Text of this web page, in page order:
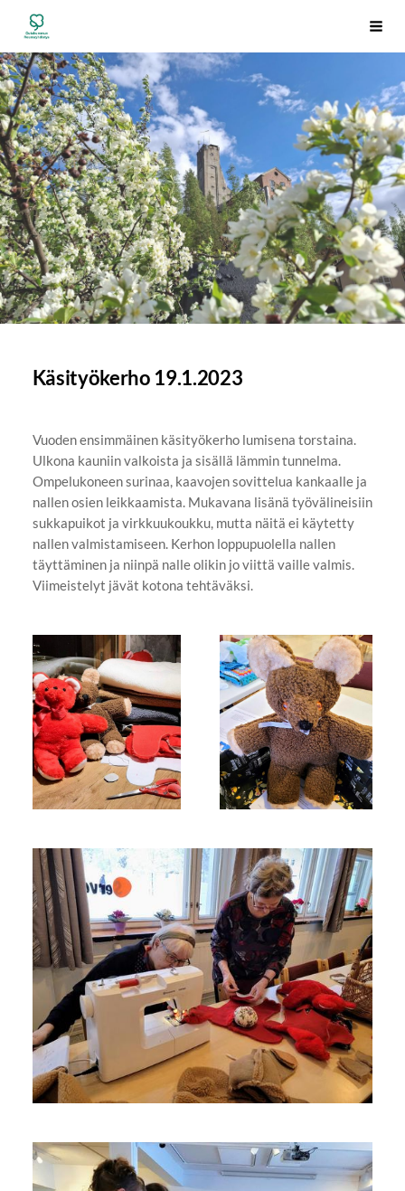
Siirry
sivun
sisältöön
Outokummun Reumayhdistys ry
Käsityökerho 19.1.2023
Vuoden ensimmäinen käsityökerho lumisena torstaina.
Ulkona kauniin valkoista ja sisällä lämmin tunnelma.
Ompelukoneen surinaa, kaavojen sovittelua kankaalle ja
nallen osien leikkaamista. Mukavana lisänä työvälineisiin
sukkapuikot ja virkkuukoukku, mutta näitä ei käytetty
nallen valmistamiseen. Kerhon loppupuolella nallen
täyttäminen ja niinpä nalle olikin jo viittä vaille valmis.
Viimeistelyt jävät kotona tehtäväksi.